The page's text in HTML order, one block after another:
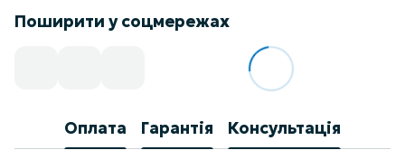
Поширити у соцмережах
Оплата Гарантія Консультація